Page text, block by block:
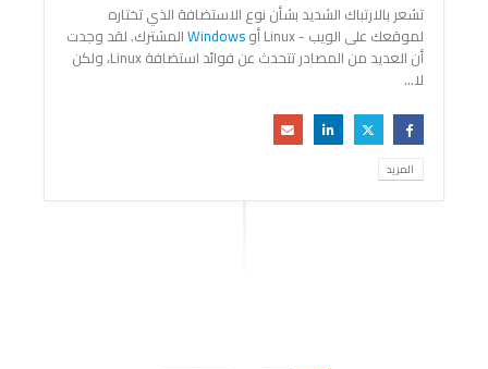
تشعر بالارتباك الشديد بشأن نوع الاستضافة الذي تختاره
لموقعك على الويب - Linux أو
Windowsالمشترك. لقد وجدت
أن العديد من المصادر تتحدث عن فوائد استضافة Linux، ولكن
لا...
المزيد